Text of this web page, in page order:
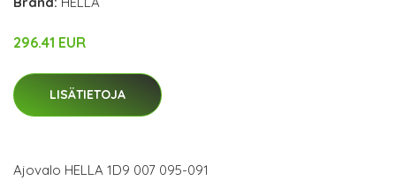
296.41 EUR
LISÄTIETOJA
Ajovalo HELLA 1D9 007 095-091